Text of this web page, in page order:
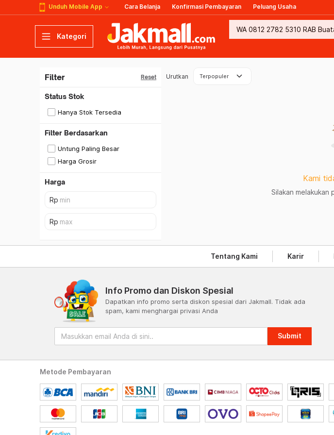
Unduh Mobile App Cara Belanja Konfirmasi Pembayaran Peluang Usaha
Kategori
Filter Reset
Status Stok
Hanya Stok Tersedia
Filter Berdasarkan
Untung Paling Besar
Harga Grosir
Harga
Urutkan Terpopuler keyboard_arrow_down
Kami
Silakan melakukan
Tentang Kami Karir
Info Promo dan Diskon Spesial
Dapatkan info promo serta diskon spesial dari Jakmall. Tidak ada
spam, kami menghargai privasi Anda
Submit
Metode Pembayaran